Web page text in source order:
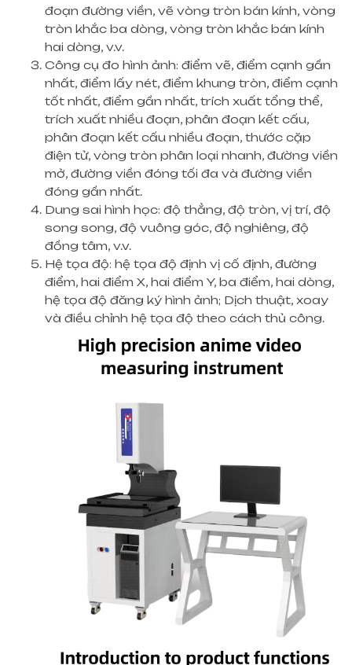
đoạn đường viền, vẽ vòng tròn bán kính, vòng
tròn khắc ba dòng, vòng tròn khắc bán kính
hai dòng, v.v.
Công cụ đo hình ảnh: điểm vẽ, điểm cạnh gần
nhất, điểm lấy nét, điểm khung tròn, điểm cạnh
tốt nhất, điểm gần nhất, trích xuất tổng thể,
trích xuất nhiều đoạn, phân đoạn kết cấu,
phân đoạn kết cấu nhiều đoạn, thước cặp
điện tử, vòng tròn phân loại nhanh, đường viền
mở, đường viền đóng tối đa và đường viền
đóng gần nhất.
Dung sai hình học: độ thẳng, độ tròn, vị trí, độ
song song, độ vuông góc, độ nghiêng, độ
đồng tâm, v.v.
Hệ tọa độ: hệ tọa độ định vị cố định, đường
điểm, hai điểm X, hai điểm Y, ba điểm, hai dòng,
hệ tọa độ đăng ký hình ảnh; Dịch thuật, xoay
và điều chỉnh hệ tọa độ theo cách thủ công.